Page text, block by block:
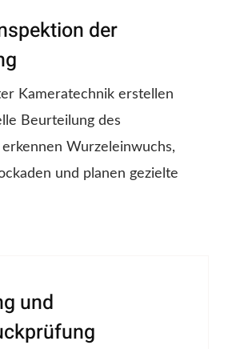
der
Kameratechnik erstellen
Beurteilung des
erkennen Wurzeleinwuchs,
und planen gezielte
und